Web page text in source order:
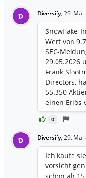
Zudem
auf „Buy“
der
Produkts
Konten
D Diversify, 29. Mai
0
Snowflake-
Wert von
SEC-
29.05.2026
Frank
Directors,
55.350
einen Erlös
Wie aus
US-
245.901
gehalten
kontrolliert
D Diversify, 29. Mai
Ich kaufe
schon ab